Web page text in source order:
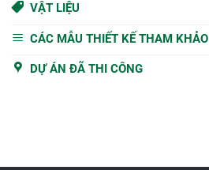
VẬT LIỆU
CÁC MẪU THIẾT KẾ THAM KHẢO
DỰ ÁN ĐÃ THI CÔNG